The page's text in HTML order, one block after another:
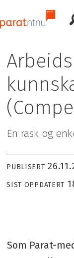
En rask og
PUBLISERT
SIST OPPDATERT
Som Parat-